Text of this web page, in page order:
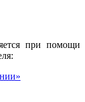
при помощи